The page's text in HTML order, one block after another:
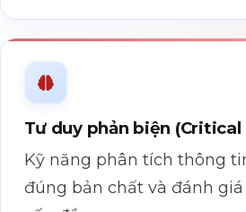
Tư duy phản biện
Kỹ năng phân tích thông
đúng bản chất và đánh